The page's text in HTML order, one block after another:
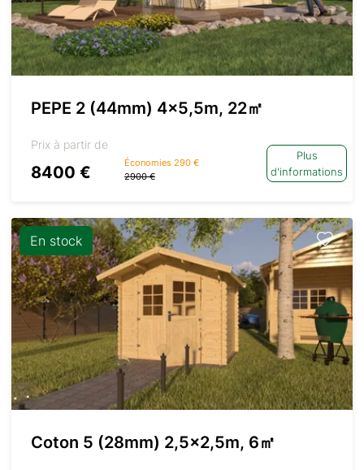
PEPE 2 (44mm) 4×5,5m, 22㎡
Prix à partir de
8400 €
Économies 290 €
2900 €
Plus
d'informations
En stock
Coton 5 (28mm) 2,5×2,5m, 6㎡